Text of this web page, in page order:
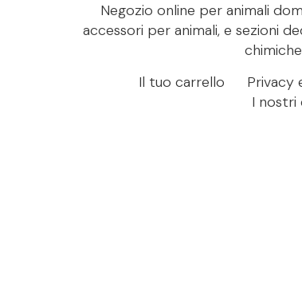
Negozio online per animali
accessori per animali, e sezioni
Il tuo carrello
Privacy
I nostri